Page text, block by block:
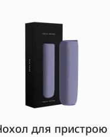
для пристрою